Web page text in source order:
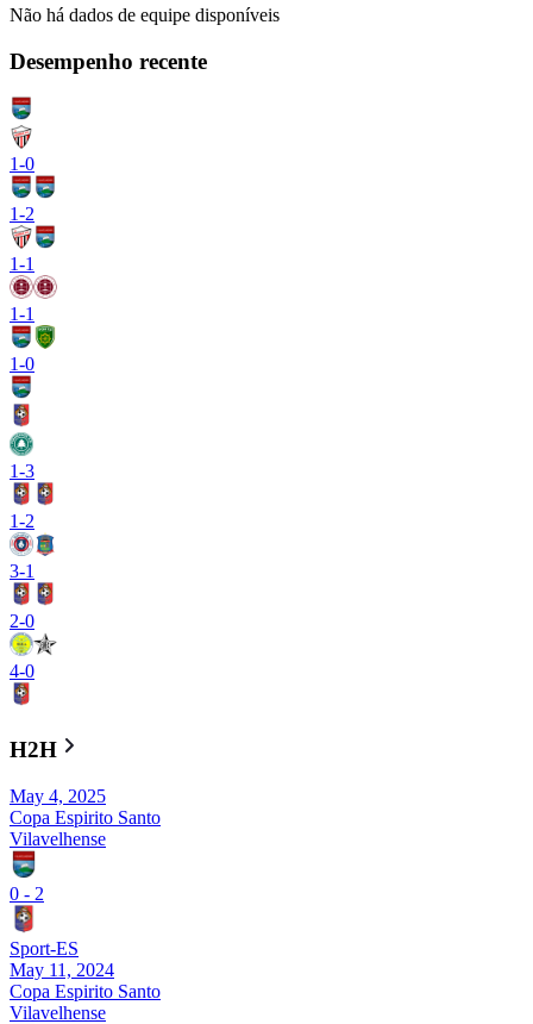
Não há dados de equipe disponíveis
Desempenho recente
1-0
1-2
1-1
1-1
1-0
1-3
1-2
3-1
2-0
4-0
H2H
May 4, 2025
Copa Espirito Santo
Vilavelhense
0 - 2
Sport-ES
May 11, 2024
Copa Espirito Santo
Vilavelhense